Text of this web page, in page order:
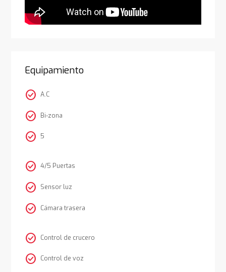
Equipamiento
check_circle A.C
check_circle Bi-zona
check_circle 5
check_circle 4/5 Puertas
check_circle Sensor luz
check_circle Cámara trasera
check_circle Control de crucero
check_circle Control de voz